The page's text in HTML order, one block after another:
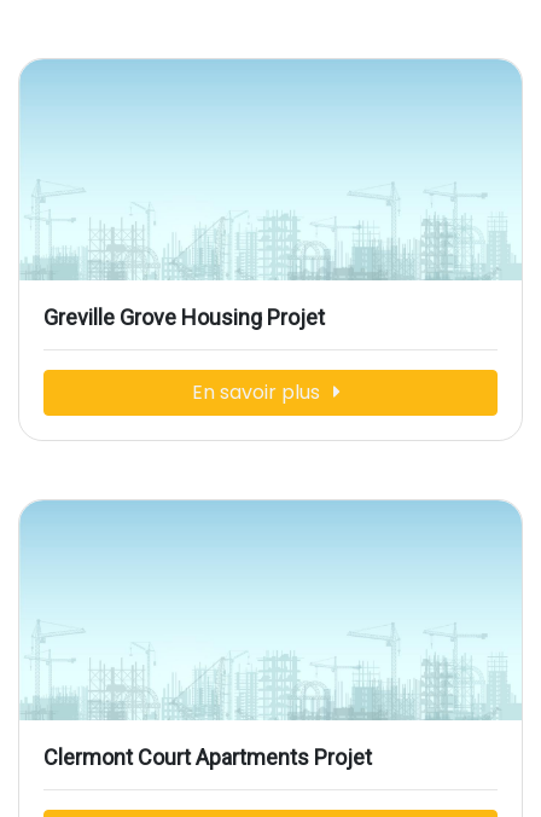
Greville Grove Housing Projet
En savoir plus
Clermont Court Apartments Projet